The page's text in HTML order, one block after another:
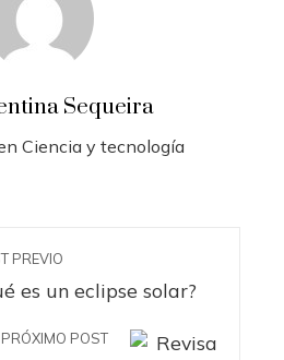
Sequeira
Ciencia y tecnología
PREVIO
es un eclipse solar?
PRÓXIMO POST